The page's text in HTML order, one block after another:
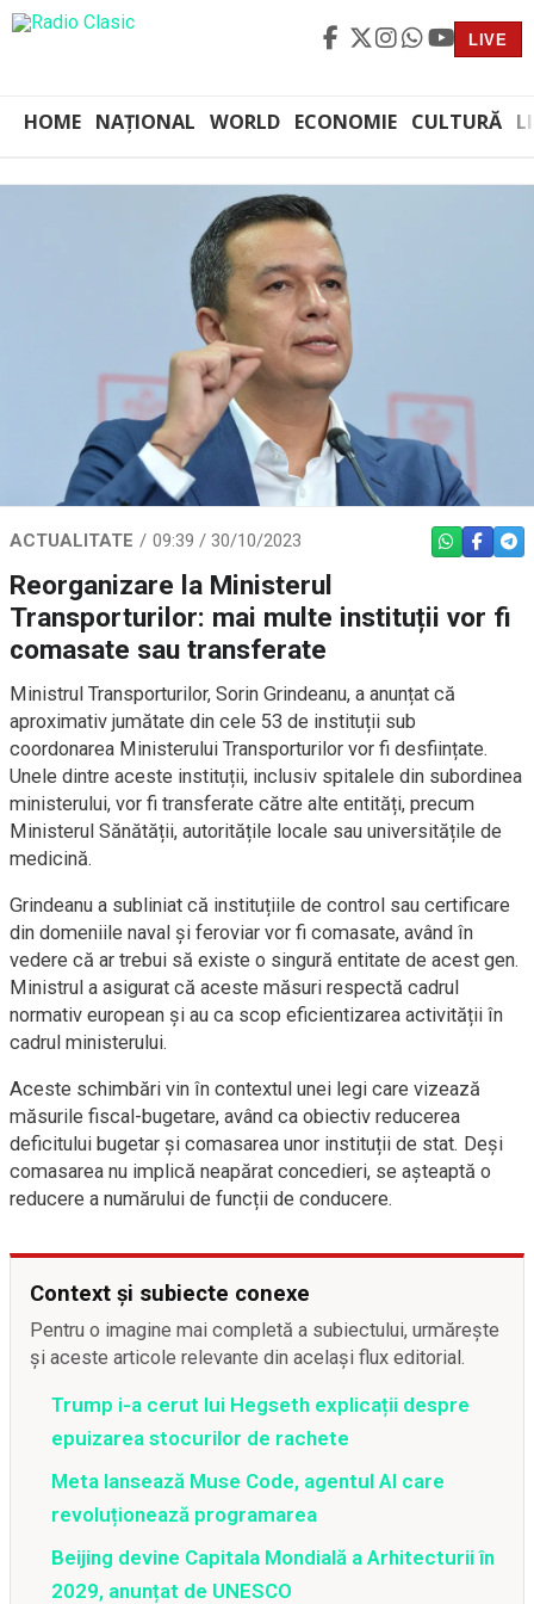
LIVE
HOME NAȚIONAL WORLD ECONOMIE CULTURĂ
ACTUALITATE 09:39 / 30/10/2023 WHATSAPP
Reorganizare la Ministerul
Transporturilor: mai multe instituții vor fi
comasate sau transferate
Ministrul Transporturilor, Sorin Grindeanu, a anunțat că
aproximativ jumătate din cele 53 de instituții sub
coordonarea Ministerului Transporturilor vor fi desființate.
Unele dintre aceste instituții, inclusiv spitalele din subordinea
ministerului, vor fi transferate către alte entități, precum
Ministerul Sănătății, autoritățile locale sau universitățile de
medicină.
Grindeanu a subliniat că instituțiile de control sau certificare
din domeniile naval și feroviar vor fi comasate, având în
vedere că ar trebui să existe o singură entitate de acest gen.
Ministrul a asigurat că aceste măsuri respectă cadrul
normativ european și au ca scop eficientizarea activității în
cadrul ministerului.
Aceste schimbări vin în contextul unei legi care vizează
măsurile fiscal-bugetare, având ca obiectiv reducerea
deficitului bugetar și comasarea unor instituții de stat. Deși
comasarea nu implică neapărat concedieri, se așteaptă o
reducere a numărului de funcții de conducere.
Context și subiecte conexe
Pentru o imagine mai completă a subiectului, urmărește
și aceste articole relevante din același flux editorial.
Trump i-a cerut lui Hegseth explicații despre
epuizarea stocurilor de rachete
Meta lansează Muse Code, agentul AI care
revoluționează programarea
Beijing devine Capitala Mondială a Arhitecturii în
2029, anunțat de UNESCO